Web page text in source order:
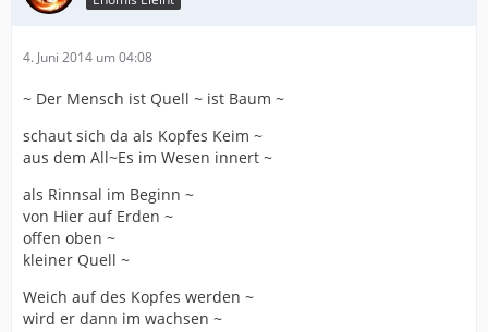
4. Juni 2014 um 04:08
~ Der Mensch ist Quell ~ ist Baum ~
schaut sich da als Kopfes Keim ~
aus dem All~Es im Wesen innert ~
als Rinnsal im Beginn ~
von Hier auf Erden ~
offen oben ~
kleiner Quell ~
Weich auf des Kopfes werden ~
wird er dann im wachsen ~